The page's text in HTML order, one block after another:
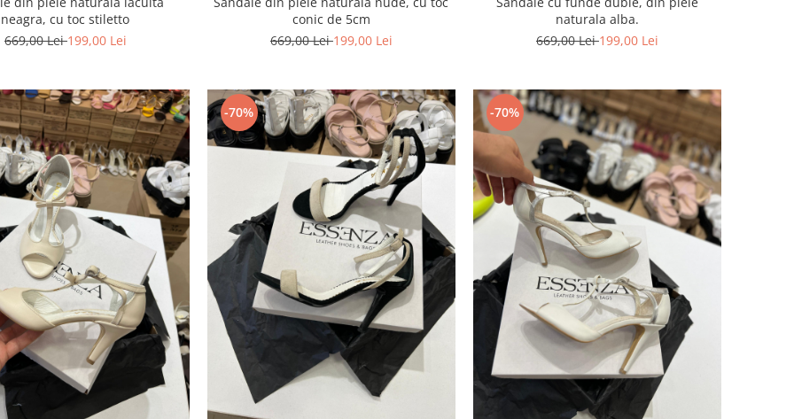
neagra, cu toc stiletto
669,00 Lei199,00 Lei
conic de 5cm
669,00 Lei199,00 Lei
naturala alba.
669,00 Lei199,00 Lei
-70% -70%